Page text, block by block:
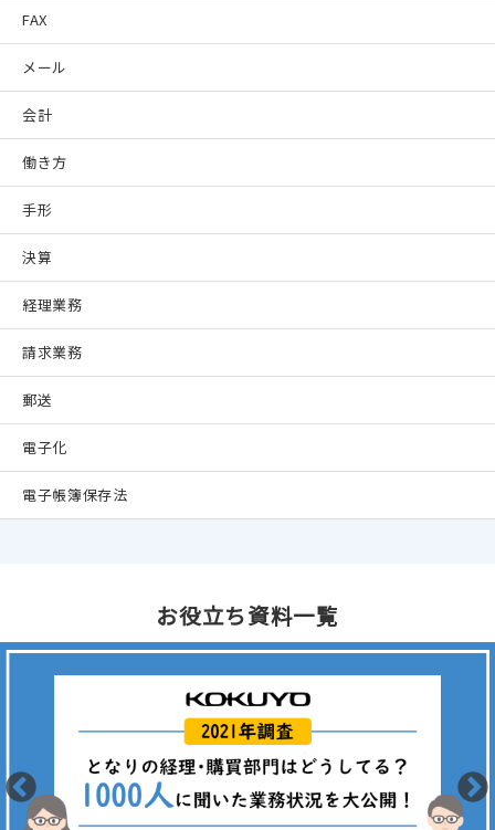
FAX
メール
会計
働き方
手形
決算
経理業務
請求業務
郵送
電子化
電子帳簿保存法
お役立ち資料一覧